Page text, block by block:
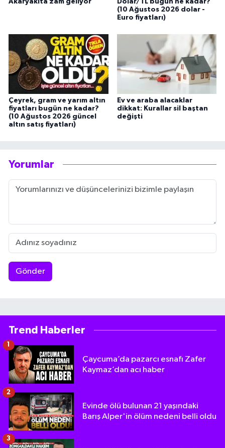
Akaryakıta zam geliyor
Dolar/TL bugün ne kadar?
(10 Ağustos 2026 dolar -
Euro fiyatları)
Çeyrek, gram ve yarım altın
fiyatları bugün ne kadar?
(10 Ağustos 2026 güncel
altın satış fiyatları)
Ev ve araba alacaklar
dikkat: Kurallar sil baştan
değişti
Yorumlar
Gönder
Trend Haberler
Çaycuma’da pazarcı esnafı Zafer
Kaymaz’dan acı haber
Evinde ölü bulunan 21 yaşındaki
Barış Alper'in ölüm nedeni belli oldu
2
3